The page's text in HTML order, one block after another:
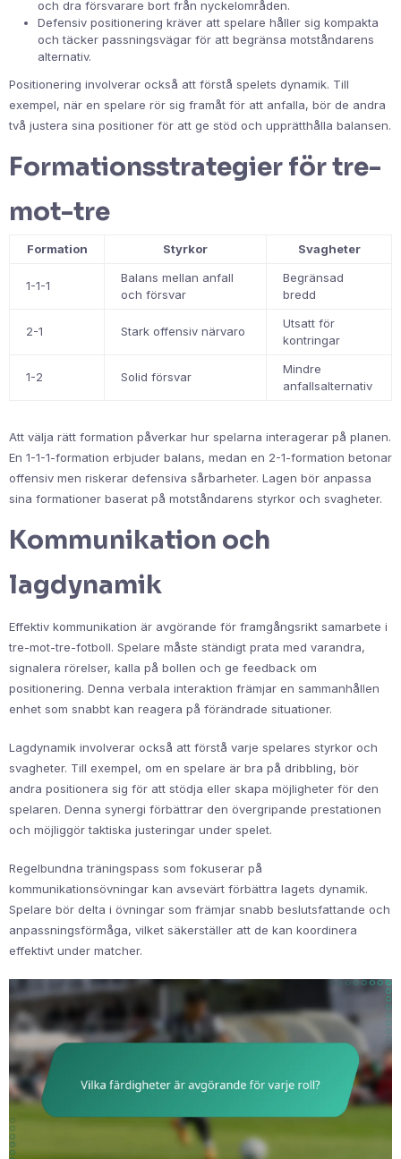
och dra försvarare bort från nyckelområden.
Defensiv positionering kräver att spelare håller sig kompakta
och täcker passningsvägar för att begränsa motståndarens
alternativ.
Positionering involverar också att förstå spelets dynamik. Till
exempel, när en spelare rör sig framåt för att anfalla, bör de andra
två justera sina positioner för att ge stöd och upprätthålla balansen.
Formationsstrategier för tre-
mot-tre
Formation Styrkor Svagheter
1-1-1
Balans mellan anfall
och försvar
Begränsad
bredd
2-1 Stark offensiv närvaro
Utsatt för
kontringar
1-2 Solid försvar
Mindre
anfallsalternativ
Att välja rätt formation påverkar hur spelarna interagerar på planen.
En 1-1-1-formation erbjuder balans, medan en 2-1-formation betonar
offensiv men riskerar defensiva sårbarheter. Lagen bör anpassa
sina formationer baserat på motståndarens styrkor och svagheter.
Kommunikation och
lagdynamik
Effektiv kommunikation är avgörande för framgångsrikt samarbete i
tre-mot-tre-fotboll. Spelare måste ständigt prata med varandra,
signalera rörelser, kalla på bollen och ge feedback om
positionering. Denna verbala interaktion främjar en sammanhållen
enhet som snabbt kan reagera på förändrade situationer.
Lagdynamik involverar också att förstå varje spelares styrkor och
svagheter. Till exempel, om en spelare är bra på dribbling, bör
andra positionera sig för att stödja eller skapa möjligheter för den
spelaren. Denna synergi förbättrar den övergripande prestationen
och möjliggör taktiska justeringar under spelet.
Regelbundna träningspass som fokuserar på
kommunikationsövningar kan avsevärt förbättra lagets dynamik.
Spelare bör delta i övningar som främjar snabb beslutsfattande och
anpassningsförmåga, vilket säkerställer att de kan koordinera
effektivt under matcher.